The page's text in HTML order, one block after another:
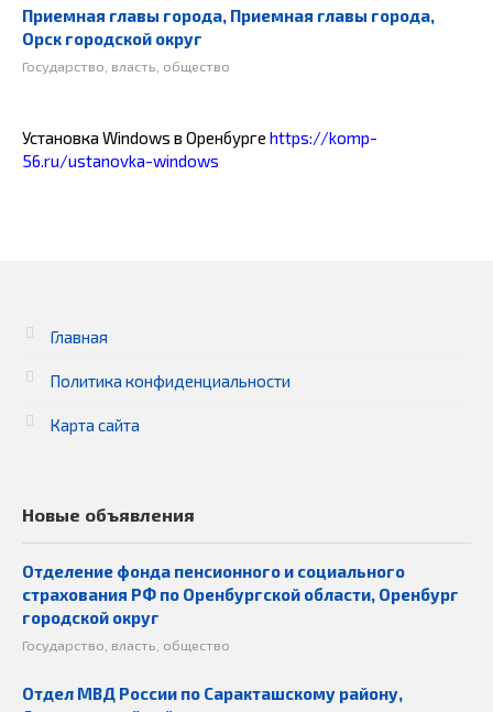
Приемная главы города, Приемная главы города,
Орск городской округ
Государство, власть, общество
Установка Windows в Оренбурге https://komp-
56.ru/ustanovka-windows
Главная
Политика конфиденциальности
Карта сайта
Новые объявления
Отделение фонда пенсионного и социального
страхования РФ по Оренбургской области, Оренбург
городской округ
Государство, власть, общество
Отдел МВД России по Саракташскому району,